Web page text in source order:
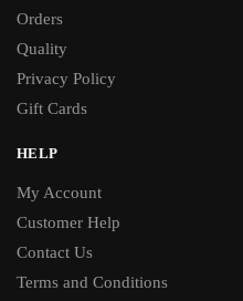
Orders
Quality
Privacy Policy
Gift Cards
HELP
My Account
Customer Help
Contact Us
Terms and Conditions